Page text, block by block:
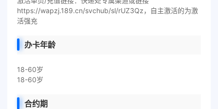
https://wapzj.189.cn/svchub/sl/rUZ3Qz，自主激活的为激
活强充
办卡年龄
18-60岁
18-60岁
合约期